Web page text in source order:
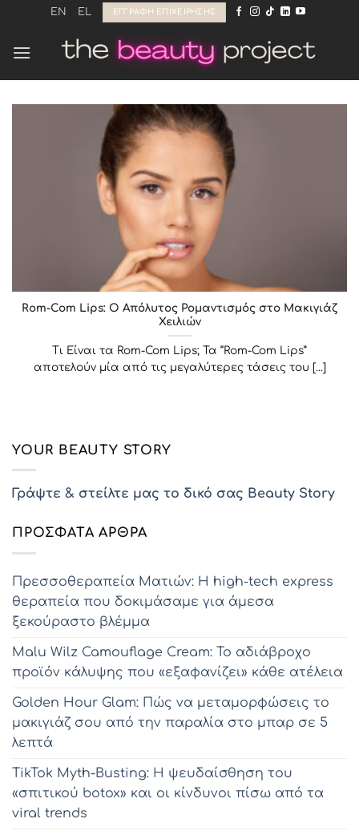
Μετάβαση
περιεχόμενο
EN EL ΕΓΓΡΑΦΉ ΕΠΙΧΕΊΡΗΣΗΣ
Rom-Com Lips: Ο Απόλυτος Ρομαντισμός στο Μακιγιάζ
Χειλιών
Τι Είναι τα Rom-Com Lips; Τα “Rom-Com Lips”
αποτελούν μία από τις μεγαλύτερες τάσεις του [...]
YOUR BEAUTY STORY
Γράψτε & στείλτε μας το δικό σας Beauty Story
ΠΡΌΣΦΑΤΑ ΆΡΘΡΑ
Πρεσσοθεραπεία Ματιών: Η high-tech express
θεραπεία που δοκιμάσαμε για άμεσα
ξεκούραστο βλέμμα
Malu Wilz Camouflage Cream: Το αδιάβροχο
προϊόν κάλυψης που «εξαφανίζει» κάθε ατέλεια
Golden Hour Glam: Πώς να μεταμορφώσεις το
μακιγιάζ σου από την παραλία στο μπαρ σε 5
λεπτά
TikTok Myth-Busting: Η ψευδαίσθηση του
«σπιτικού botox» και οι κίνδυνοι πίσω από τα
viral trends